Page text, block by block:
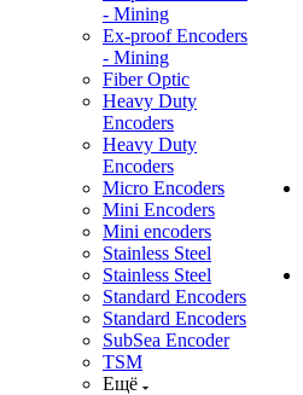
- Mining
Ex-proof Encoders
- Mining
Fiber Optic
Heavy Duty
Encoders
Heavy Duty
Encoders
Micro Encoders
Mini Encoders
Mini encoders
Stainless Steel
Stainless Steel
Standard Encoders
Standard Encoders
SubSea Encoder
TSM
Ещё